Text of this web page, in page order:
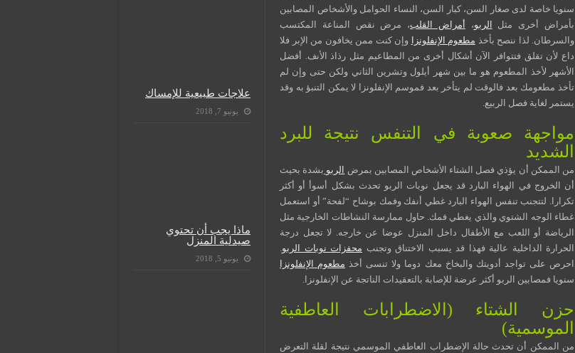
علاجات طبيعية للإمساك
يونيو 7, 2018
ماذا يجب أن تحتوي
صيدلية المنزل
يونيو 5, 2018
سنويا خاصة لدى صغار السن، كبار السن، النساء الحوامل والأشخاص المصابين
بأمراض أخرى مثل
الربو، أمراض القلب، مرض نقص المناعة المكتسب
والسرطان. لذا ننصح بأخذ مطعوم الإنفلونزا
وإن كنت ممن يخافون من الإبر فلا
داع لأن تقلق فتتوافر الآن أشكال أخرى من المطاعيم مثل رذاذ الأنف. أفضل
الأشهر لأخذ المطعوم هو ما بين شهر أيلول وتشرين الثاني ولكن حتى وإن لم
تأخذ مطعومك بعد فالوقت لم يتأخر بعد فموسم الإنفلونزا لا يمكن التنبؤ به وقد
يستمر لغاية فصل الربيع.
مواجهة صعوبة في التنفس نتيجة للبرد
الشديد
من الممكن أن يؤذي فصل الشتاء الأشخاص المصابين بمرض الربو بشدة بحيث
أن الخروج في الهواء البارد قد يجعل نوبات الربو تحدث بشكل أسوأ أو أكثر
تكرارا. لتتجنب تنفس الهواء البارد غطي أنفك وفمك بوشاح “لفحة” أو استعمل
غطاء الوجه الشتوي والذي يغطي فمك. حاول ممارسة النشاطات الخارجية مثل
الرياضة أو اللعب مع الأطفال داخل المنزل عوضا عن خارجه. لا تجعل درجة
الحرارة الداخلية عالية فهذا قد يسبب الاختناق وتجنب محفزات نوبات الربو.
احرص على تواجد أدويتك والبخاخ معك دوما ولا تنسى أخذ مطعوم الإنفلونزا
سنويا فمصابين الربو أكثر عرضة للإصابة بالتعقيدات الناتجة عن الإنفلونزا.
حزن الشتاء (الاضطرابات العاطفية
الموسمية)
من الممكن أن تحدث حالة الإضطراب العاطفي الموسمي نتيجة لقلة التعرض